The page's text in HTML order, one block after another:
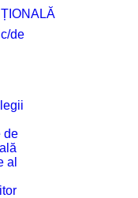
de
de
al